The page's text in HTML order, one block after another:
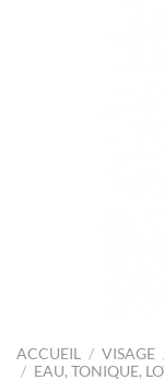
ACCUEIL / VISAGE
/ EAU, TONIQUE,